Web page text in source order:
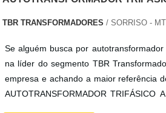
TBR TRANSFORMADORES / SORRISO - MT
Se alguém busca por
na líder do segmento TBR
empresa e achando a maior referência
AUTOTRANSFORMADOR TRIFÁSICO